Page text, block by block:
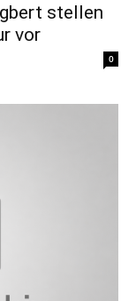
stellen
vor
0